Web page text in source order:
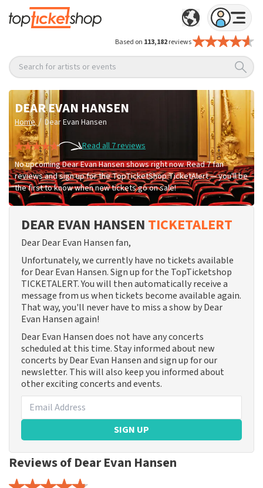
Based on 113,182reviews
Search for artists or events
DEAR EVAN HANSEN
Home / Dear Evan Hansen
Read all 7 reviews
No upcoming Dear Evan Hansen shows right now. Read 7 fan
reviews and sign up for the TopTicketShop TicketAlert — you'll be
the first to know when new tickets go on sale!
DEAR EVAN HANSEN TICKETALERT
Dear Dear Evan Hansen fan,
Unfortunately, we currently have no tickets available
for Dear Evan Hansen. Sign up for the TopTicketshop
TICKETALERT. You will then automatically receive a
message from us when tickets become available again.
That way, you'll never have to miss a show by Dear
Evan Hansen again!
Dear Evan Hansen does not have any concerts
scheduled at this time. Stay informed about new
concerts by Dear Evan Hansen and sign up for our
newsletter. This will also keep you informed about
other exciting concerts and events.
SIGN UP
Reviews of Dear Evan Hansen